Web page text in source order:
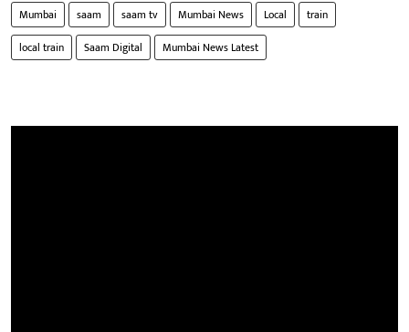
Mumbai saam saam tv Mumbai News Local
train
local train
Saam Digital Mumbai News Latest